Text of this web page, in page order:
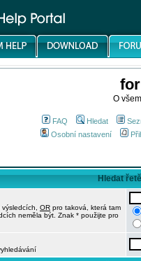
O
FAQ Hledat
Osobní nastavení
Hledat
OR pro taková, která tam
neměla být. Znak * použijte pro